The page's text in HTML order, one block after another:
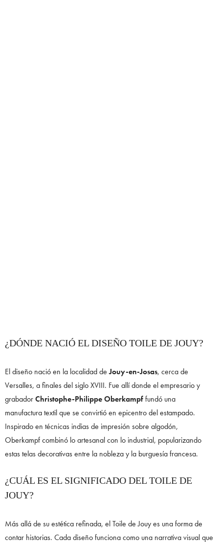
¿DÓNDE NACIÓ EL DISEÑO TOILE DE JOUY?
El diseño nació en la localidad deJouy-en-Josas, cerca de
Versalles, a finales del siglo XVIII. Fue allí donde el empresario y
grabadorChristophe-Philippe Oberkampffundó una
manufactura textil que se convirtió en epicentro del estampado.
Inspirado en técnicas indias de impresión sobre algodón,
Oberkampf combinó lo artesanal con lo industrial, popularizando
estas telas decorativas entre la nobleza y la burguesía francesa.
¿CUÁL ES EL SIGNIFICADO DEL TOILE DE
JOUY?
Más allá de su estética refinada, el Toile de Jouy es una forma de
contar historias. Cada diseño funciona como una narrativa visual que